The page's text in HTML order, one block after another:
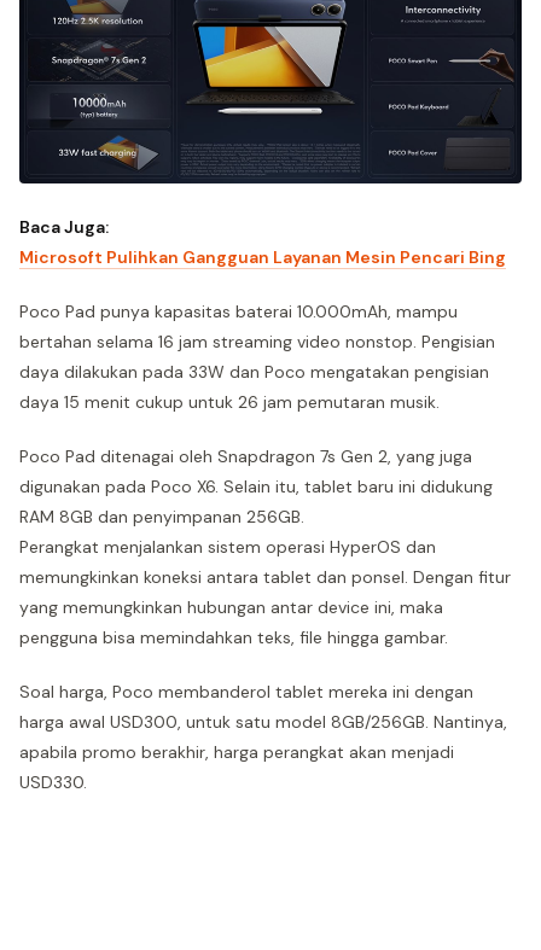
Baca Juga:
Microsoft Pulihkan Gangguan Layanan Mesin Pencari Bing
Poco Pad punya kapasitas baterai 10.000mAh, mampu
bertahan selama 16 jam streaming video nonstop. Pengisian
daya dilakukan pada 33W dan Poco mengatakan pengisian
daya 15 menit cukup untuk 26 jam pemutaran musik.
Poco Pad ditenagai oleh Snapdragon 7s Gen 2, yang juga
digunakan pada Poco X6. Selain itu, tablet baru ini didukung
RAM 8GB dan penyimpanan 256GB.
Perangkat menjalankan sistem operasi HyperOS dan
memungkinkan koneksi antara tablet dan ponsel. Dengan fitur
yang memungkinkan hubungan antar device ini, maka
pengguna bisa memindahkan teks, file hingga gambar.
Soal harga, Poco membanderol tablet mereka ini dengan
harga awal USD300, untuk satu model 8GB/256GB. Nantinya,
apabila promo berakhir, harga perangkat akan menjadi
USD330.